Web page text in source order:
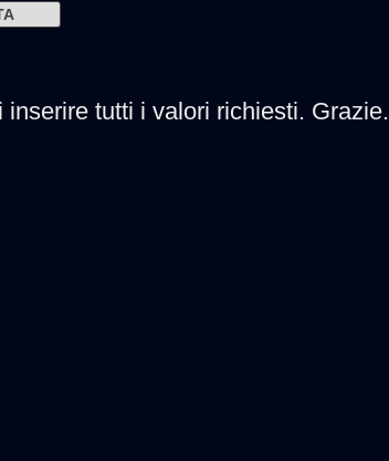
inserire tutti i valori richiesti. Grazie.